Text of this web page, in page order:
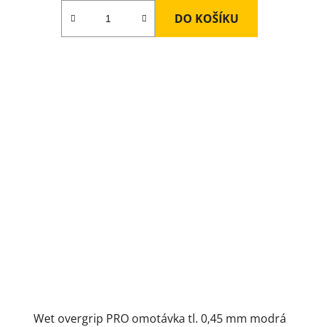
DO KOŠÍKU
Wet overgrip PRO omotávka tl. 0,45 mm modrá